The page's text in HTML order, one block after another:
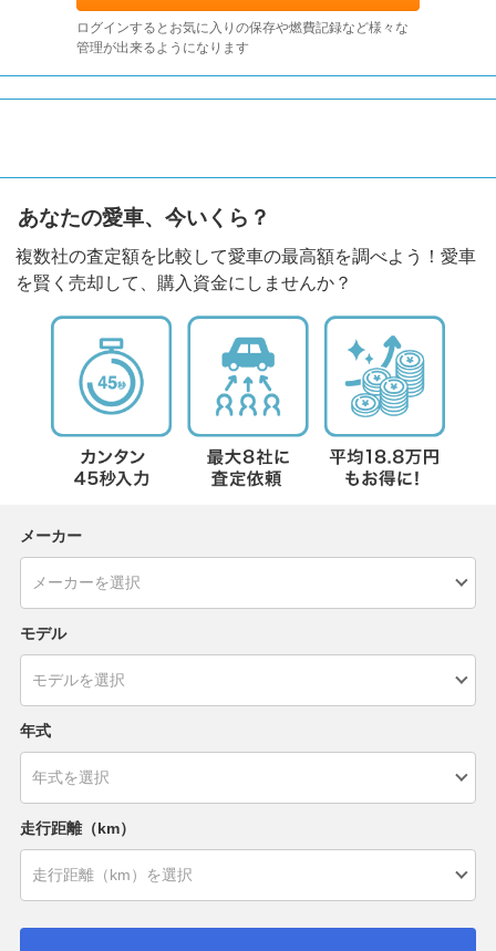
ログインするとお気に入りの保存や燃費記録など様々な
管理が出来るようになります
あなたの愛車、今いくら？
複数社の査定額を比較して愛車の最高額を調べよう！愛車
を賢く売却して、購入資金にしませんか？
メーカー
モデル
年式
走行距離（km）